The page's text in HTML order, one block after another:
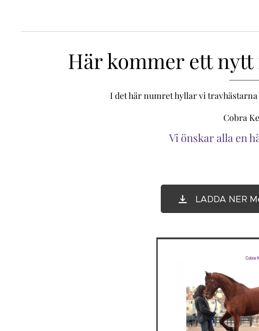
Här kommer ett nytt
I det här numret hyllar vi
Cobra
Vi önskar alla en
LADDA NER